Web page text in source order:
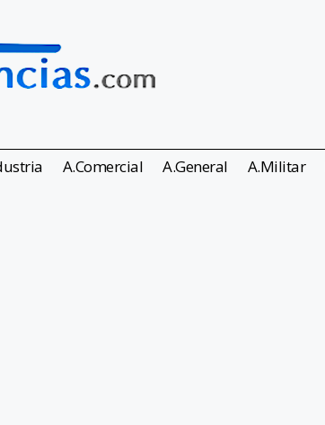
A.Comercial A.General A.Militar